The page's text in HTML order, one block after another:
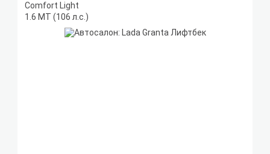
Comfort Light
1.6 МТ (106 л.с.)